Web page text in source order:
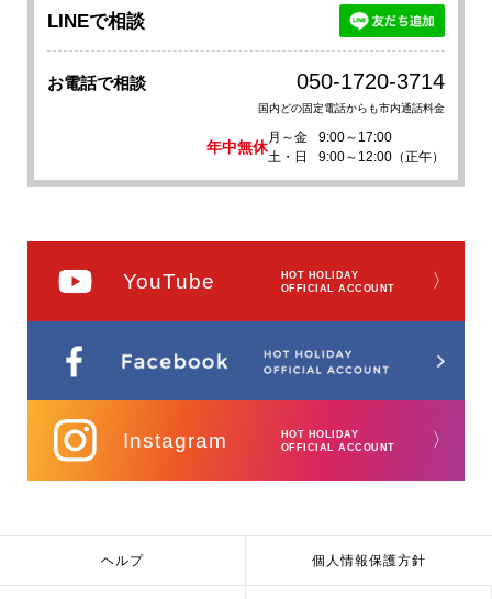
LINEで相談
お電話で相談 050-1720-3714
国内どの固定電話からも市内通話料金
年中無休
月～金
9:00～17:00
土・日
9:00～12:00（正午）
YouTube
HOT HOLIDAY
OFFICIAL ACCOUNT
〉
Instagram
HOT HOLIDAY
OFFICIAL ACCOUNT
〉
ヘルプ 個人情報保護方針